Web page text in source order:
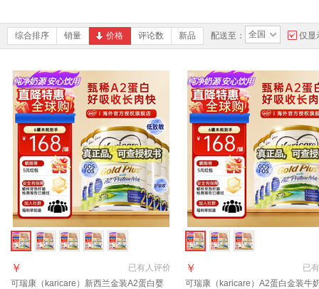
综合排序 销量 价格 评论数 新品 配送至： 全国 仅显
已有人评价
￥
可瑞康（karicare）新西兰金装A2蛋白婴
已有
￥
可瑞康（karicare）A2蛋白金装牛